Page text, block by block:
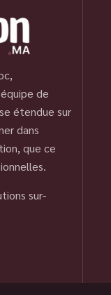
de
étendue sur
dans
que ce
sur-